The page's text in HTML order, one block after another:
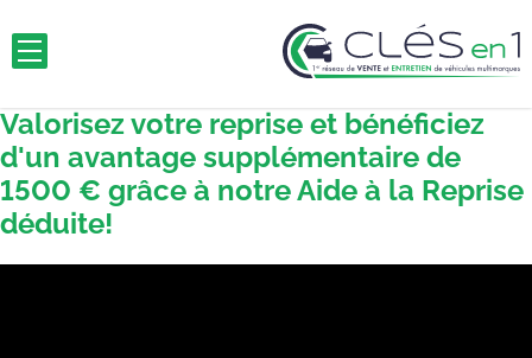
Valorisez votre reprise et bénéficiez
d'un avantage supplémentaire de
1500 € grâce à notre Aide à la Reprise
déduite!